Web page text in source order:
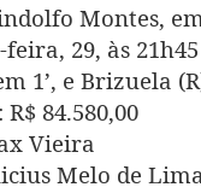
Montes,
29, às 21h45
1’, e Brizuela
84.580,00
Vieira
Melo de